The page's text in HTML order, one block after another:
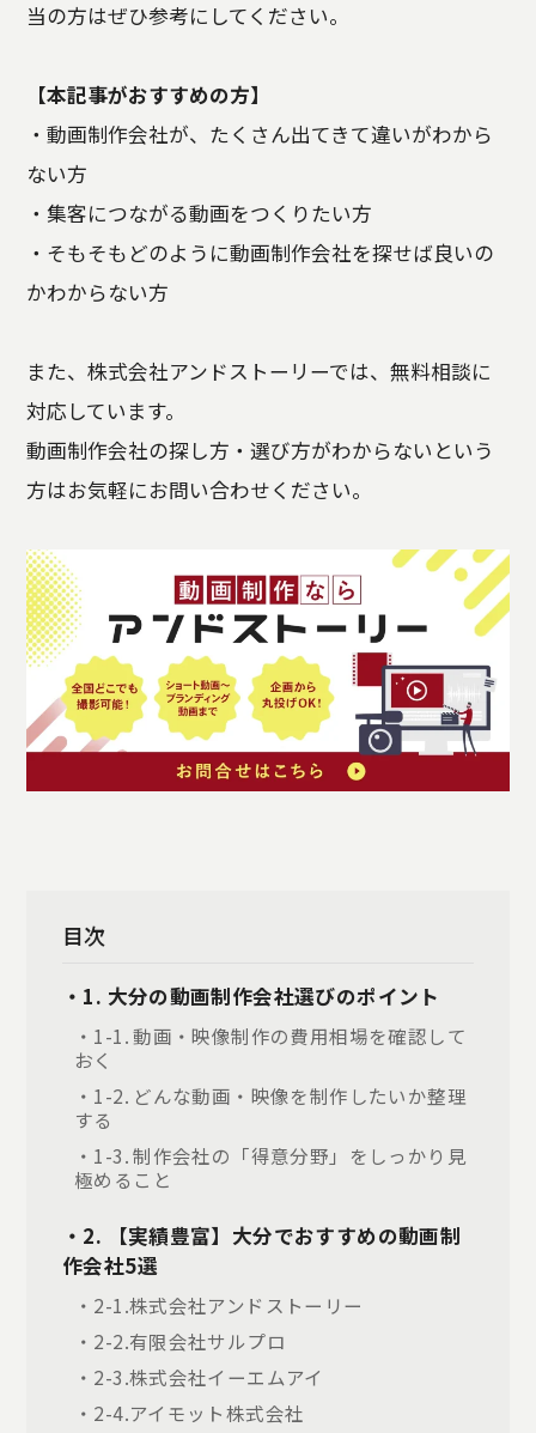
当の方はぜひ参考にしてください。
【本記事がおすすめの方】
・動画制作会社が、たくさん出てきて違いがわから
ない方
・集客につながる動画をつくりたい方
・そもそもどのように動画制作会社を探せば良いの
かわからない方
また、株式会社アンドストーリーでは、無料相談に
対応しています。
動画制作会社の探し方・選び方がわからないという
方はお気軽にお問い合わせください。
目次
・1. 大分の動画制作会社選びのポイント
・1-1. 動画・映像制作の費用相場を確認して
おく
・1-2. どんな動画・映像を制作したいか整理
する
・1-3. 制作会社の「得意分野」をしっかり見
極めること
・2. 【実績豊富】大分でおすすめの動画制
作会社5選
・2-1.株式会社アンドストーリー
・2-2.有限会社サルプロ
・2-3.株式会社イーエムアイ
・2-4.アイモット株式会社